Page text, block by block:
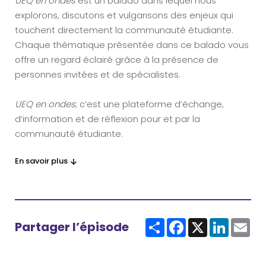
explorons, discutons et vulgarisons des enjeux qui
touchent directement la communauté étudiante.
Chaque thématique présentée dans ce balado vous
offre un regard éclairé grâce à la présence de
personnes invitées et de spécialistes.
UEQ en ondes; c’est une plateforme d’échange,
d’information et de réflexion pour et par la
communauté étudiante.
En savoir plus
Partager l’épisode